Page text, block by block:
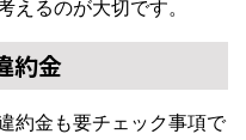
えるのが大切です。
約金
約金も要チェック事項で